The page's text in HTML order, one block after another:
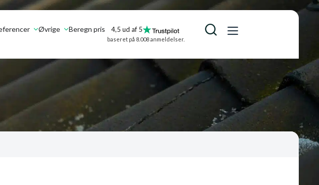
Øvrige Beregn pris 4,5 ud af 5
baseret på 8.008 anmeldelser.